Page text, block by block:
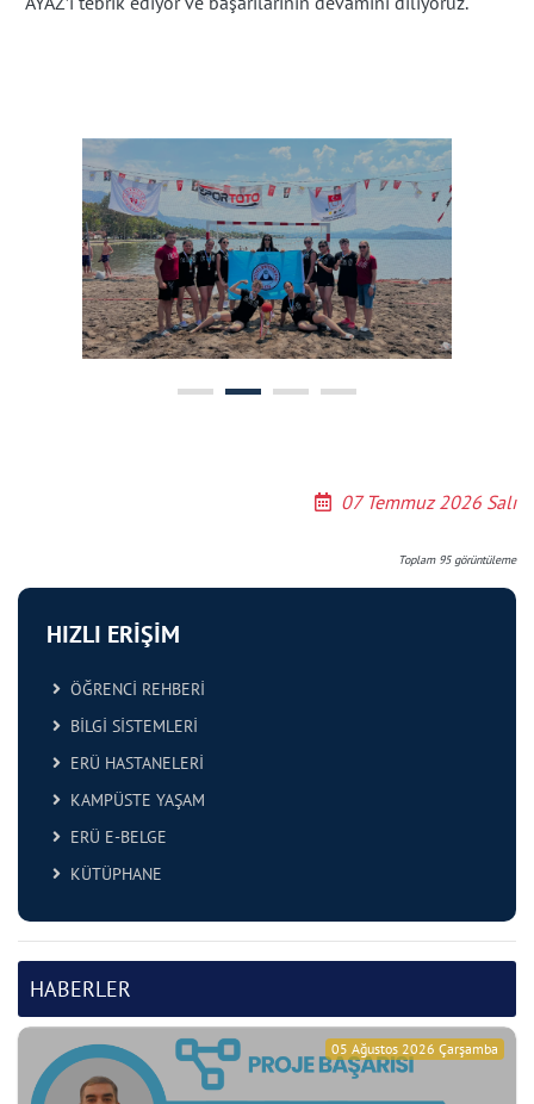
HIZLI ERİŞİM
ÖĞRENCİ REHBERİ
BİLGİ SİSTEMLERİ
ERÜ HASTANELERİ
KAMPÜSTE YAŞAM
ERÜ E-BELGE
KÜTÜPHANE
HABERLER
05 Ağustos 2026 Çarşamba
07 Temmuz 2026 Salı
Toplam 95görüntüleme